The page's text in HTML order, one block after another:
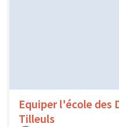
Equiper l'école des
Tilleuls